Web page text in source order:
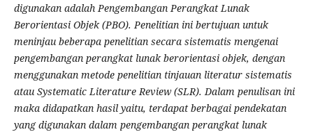
digunakan adalah Pengembangan Perangkat Lunak
Berorientasi Objek (PBO). Penelitian ini bertujuan untuk
meninjau beberapa penelitian secara sistematis mengenai
pengembangan perangkat lunak berorientasi objek, dengan
menggunakan metode penelitian tinjauan literatur sistematis
atau Systematic Literature Review (SLR). Dalam penulisan ini
maka didapatkan hasil yaitu, terdapat berbagai pendekatan
yang digunakan dalam pengembangan perangkat lunak